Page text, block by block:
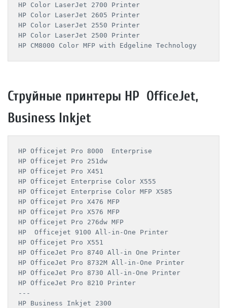
HP Color LaserJet 2700 Printer
HP Color LaserJet 2605 Printer
HP Color LaserJet 2550 Printer
HP Color LaserJet 2500 Printer
Струйные принтеры HP OfficeJet,
Business Inkjet
HP Officejet Pro 8000  Enterprise
HP Officejet Pro 251dw
HP Officejet Pro X451
HP Officejet Enterprise Color X555
HP Officejet Enterprise Color MFP X585
HP Officejet Pro X476 MFP
HP Officejet Pro X576 MFP
HP Officejet Pro 276dw MFP
HP  Officejet 9100 All-in-One Printer
HP Officejet Pro X551
HP OfficeJet Pro 8740 All-in One Printer
HP OfficeJet Pro 8732M All-in-One Printer
HP OfficeJet Pro 8730 All-in-One Printer
HP OfficeJet Pro 8210 Printer
---
HP Business Inkjet 2300